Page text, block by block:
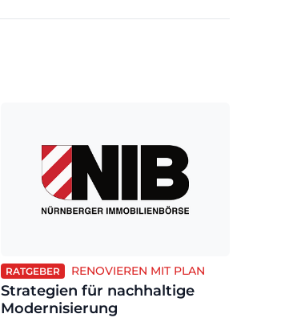
RATGEBER RENOVIEREN MIT PLAN
Strategien für nachhaltige
Modernisierung